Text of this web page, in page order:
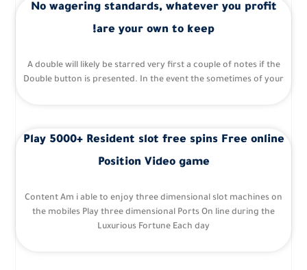
No wagering standards, whatever you profit
are your own to keep!
A double will likely be starred very first a couple of notes if the
Double button is presented. In the event the sometimes of your
Play 5000+ Resident slot free spins Free online
Position Video game
Content Am i able to enjoy three dimensional slot machines on
the mobiles Play three dimensional Ports On line during the
Luxurious Fortune Each day